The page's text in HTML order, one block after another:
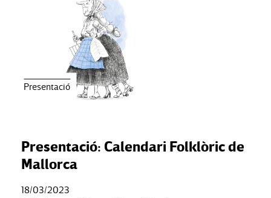
Presentació
Presentació: Calendari Folklòric de
Mallorca
18/03/2023